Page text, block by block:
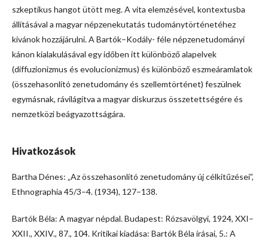
szkeptikus hangot ütött meg. A vita elemzésével, kontextusba
állításával a magyar népzenekutatás tudománytörténetéhez
kívánok hozzájárulni. A Bartók–Kodály- féle népzenetudományi
kánon kialakulásával egy időben itt különböző alapelvek
(diffuzionizmus és evolucionizmus) és különböző eszmeáramlatok
(összehasonlító zenetudomány és szellemtörténet) feszülnek
egymásnak, rávilágítva a magyar diskurzus összetettségére és
nemzetközi beágyazottságára.
Hivatkozások
Bartha Dénes: „Az összehasonlító zenetudomány új célkitűzései”,
Ethnographia 45/3–4. (1934), 127–138.
Bartók Béla: A magyar népdal. Budapest: Rózsavölgyi, 1924, XXI–
XXII., XXIV., 87., 104. Kritikai kiadása: Bartók Béla írásai, 5.: A